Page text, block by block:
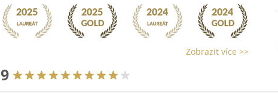
Zobrazit více >>
9